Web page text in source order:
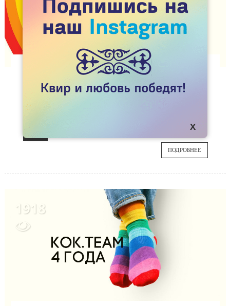
KOK.TEAM ЗАКРЫВАЕТСЯ
01
ПОДРОБНЕЕ
1918
